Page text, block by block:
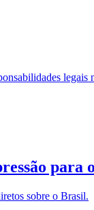
legais
para
sobre o Brasil.